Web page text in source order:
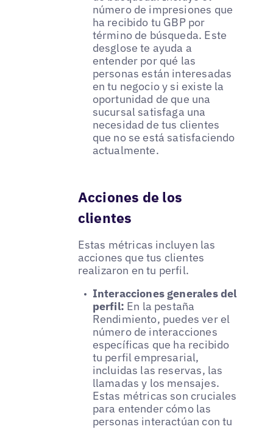
número de impresiones que
ha recibido tu GBP por
término de búsqueda. Este
desglose te ayuda a
entender por qué las
personas están interesadas
en tu negocio y si existe la
oportunidad de que una
sucursal satisfaga una
necesidad de tus clientes
que no se está satisfaciendo
actualmente.
Acciones de los
clientes
Estas métricas incluyen las
acciones que tus clientes
realizaron en tu perfil.
Interacciones generales del
perfil: En la pestaña
Rendimiento, puedes ver el
número de interacciones
específicas que ha recibido
tu perfil empresarial,
incluidas las reservas, las
llamadas y los mensajes.
Estas métricas son cruciales
para entender cómo las
personas interactúan con tu